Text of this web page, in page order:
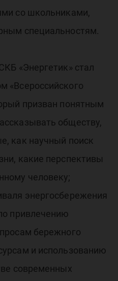
со школьниками,
специальностям.
«Энергетик» стал
«Всероссийского
призван понятным
обществу,
как научный поиск
какие перспективы
человеку;
энергосбережения
привлечению
бережного
и использованию
современных